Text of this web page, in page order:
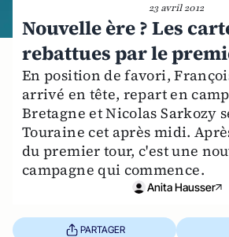
23 avril 2012
Nouvelle ère ? Les
rebattues par le
En position de favori,
arrivé en tête, repart en
Bretagne et Nicolas Sarkozy
Touraine cet après midi.
du premier tour, c'est une
campagne qui commence.
Anita Hausser
PARTAGER